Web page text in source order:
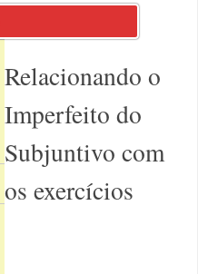
Relacionando o
Imperfeito do
Subjuntivo com
os exercícios